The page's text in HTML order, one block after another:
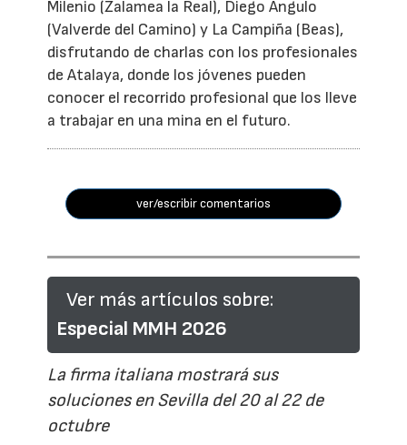
Milenio (Zalamea la Real), Diego Angulo
(Valverde del Camino) y La Campiña (Beas),
disfrutando de charlas con los profesionales
de Atalaya, donde los jóvenes pueden
conocer el recorrido profesional que los lleve
a trabajar en una mina en el futuro.
ver/escribir comentarios
Ver más artículos sobre:
Especial MMH 2026
La firma italiana mostrará sus
soluciones en Sevilla del 20 al 22 de
octubre